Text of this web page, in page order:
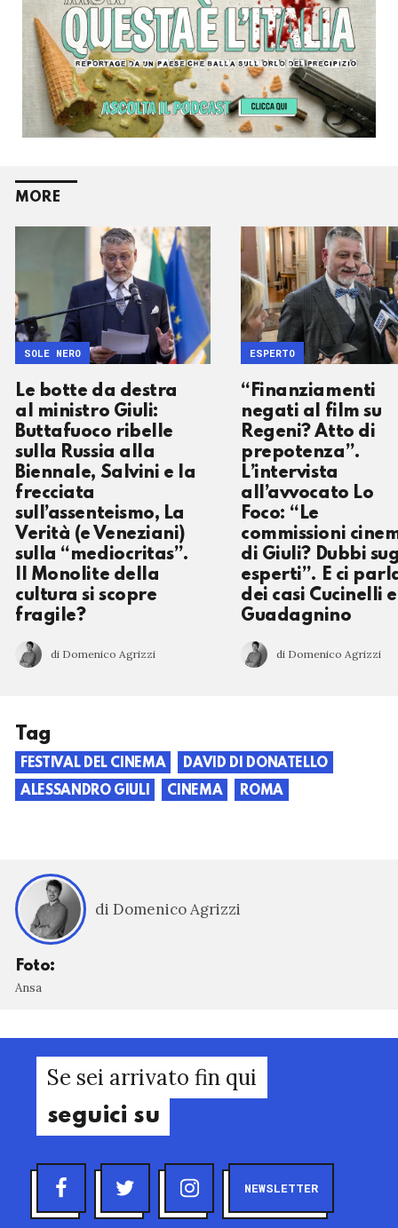
MORE
Le botte da destra
al ministro Giuli:
Buttafuoco ribelle
sulla Russia alla
Biennale, Salvini e la
frecciata
sull’assenteismo, La
Verità (e Veneziani)
sulla “mediocritas”.
Il Monolite della
cultura si scopre
fragile?
di Domenico Agrizzi
SOLE NERO
“Finanziamenti
negati al film su
Regeni? Atto di
prepotenza”.
L’intervista
all’avvocato Lo
Foco: “Le
commissioni
di Giuli? Dubbi
esperti”. E ci
dei casi Cucinelli e
Guadagnino
di Domenico Agrizzi
ESPERTO
Tag
FESTIVAL DEL CINEMA
DAVID DI DONATELLO
ALESSANDRO GIULI
CINEMA ROMA
di Domenico Agrizzi
Foto:
Ansa
Se sei arrivato fin qui
seguici su
NEWSLETTER